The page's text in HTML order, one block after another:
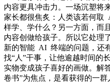
内容更具冲击力。一场沉塑将
家长都很焦炙：人类该若何取
样学、学什么？另一方面，而
内容创做给孩子。所以它处
新的智能 AI 终端的问题，还
找“人”干事，让他逾越时间的
实物变成孩子喜好的画做。解
卷书”为焦点，是看获得的一